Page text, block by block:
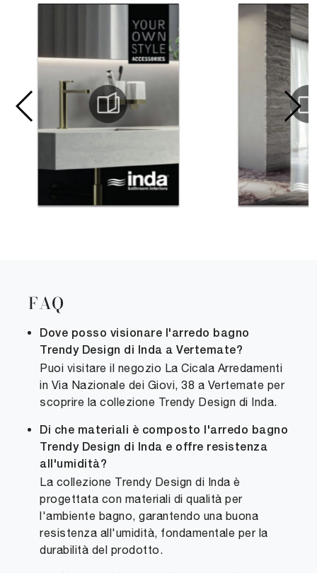
FAQ
Dove posso visionare l'arredo bagno
Trendy Design di Inda a Vertemate?
Puoi visitare il negozio La Cicala Arredamenti
in Via Nazionale dei Giovi, 38 a Vertemate per
scoprire la collezione Trendy Design di Inda.
Di che materiali è composto l'arredo bagno
Trendy Design di Inda e offre resistenza
all'umidità?
La collezione Trendy Design di Inda è
progettata con materiali di qualità per
l'ambiente bagno, garantendo una buona
resistenza all'umidità, fondamentale per la
durabilità del prodotto.